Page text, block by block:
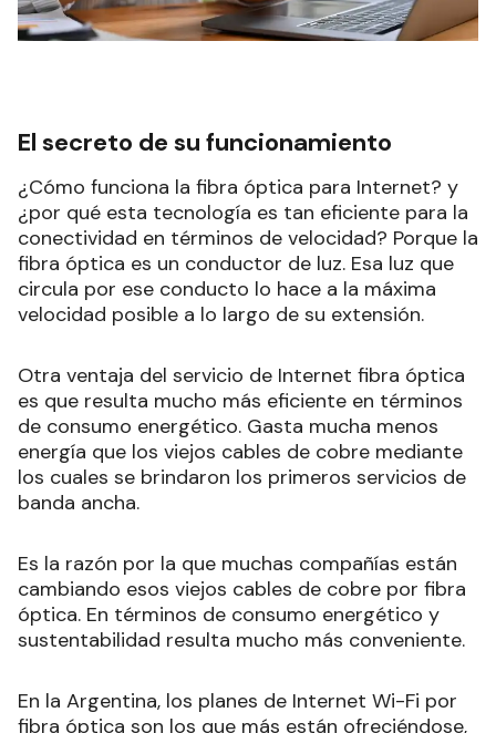
El secreto de su funcionamiento
¿Cómo funciona la fibra óptica para Internet? y
¿por qué esta tecnología es tan eficiente para la
conectividad en términos de velocidad? Porque la
fibra óptica es un conductor de luz. Esa luz que
circula por ese conducto lo hace a la máxima
velocidad posible a lo largo de su extensión.
Otra ventaja del servicio de Internet fibra óptica
es que resulta mucho más eficiente en términos
de consumo energético. Gasta mucha menos
energía que los viejos cables de cobre mediante
los cuales se brindaron los primeros servicios de
banda ancha.
Es la razón por la que muchas compañías están
cambiando esos viejos cables de cobre por fibra
óptica. En términos de consumo energético y
sustentabilidad resulta mucho más conveniente.
En la Argentina, los planes de Internet Wi-Fi por
fibra óptica son los que más están ofreciéndose,